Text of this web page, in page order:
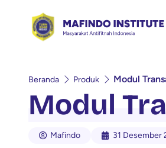
Beranda Produk Modul
Modul
Mafindo 31 Desember